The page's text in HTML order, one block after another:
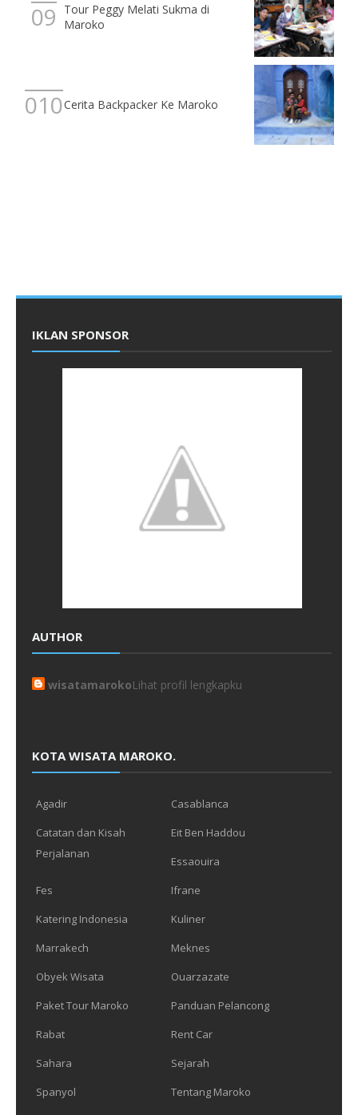
Tour Peggy Melati Sukma di
Maroko
Cerita Backpacker Ke Maroko
IKLAN SPONSOR
AUTHOR
wisatamarokoLihat profil lengkapku
KOTA WISATA MAROKO.
Agadir
Casablanca
Catatan dan Kisah
Perjalanan
Eit Ben Haddou
Essaouira
Fes
Ifrane
Katering Indonesia
Kuliner
Marrakech
Meknes
Obyek Wisata
Ouarzazate
Paket Tour Maroko
Panduan Pelancong
Rabat
Rent Car
Sahara
Sejarah
Spanyol
Tentang Maroko